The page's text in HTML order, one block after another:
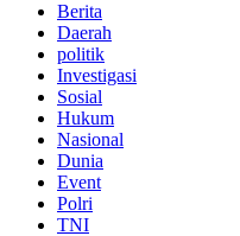
Berita
Daerah
politik
Investigasi
Sosial
Hukum
Nasional
Dunia
Event
Polri
TNI